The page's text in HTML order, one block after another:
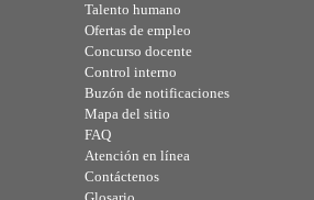
Talento humano
Ofertas de empleo
Concurso docente
Control interno
Buzón de notificaciones
Mapa del sitio
FAQ
Atención en línea
Contáctenos